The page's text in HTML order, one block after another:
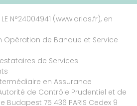
N°24004941 (www.orias.fr), en
Opération de Banque et Service
de Services
en Assurance
de Contrôle Prudentiel et de
Budapest 75 436 PARIS Cedex 9